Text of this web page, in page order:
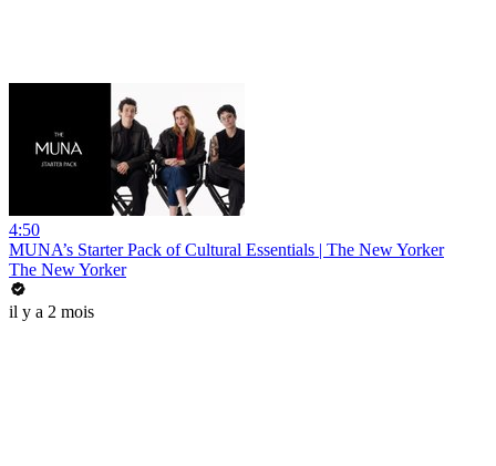
4:50
MUNA’s Starter Pack of Cultural Essentials | The New Yorker
The New Yorker
il y a 2 mois